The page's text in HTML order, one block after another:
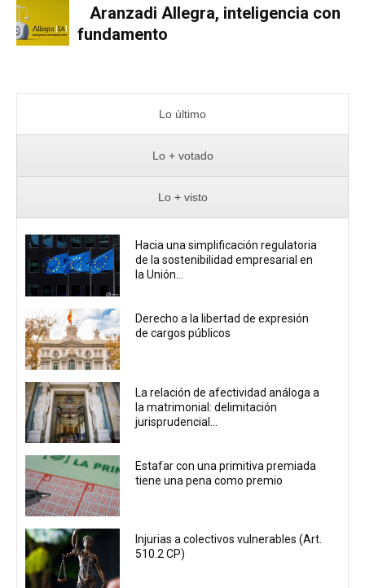
Aranzadi Allegra, inteligencia con
fundamento
Lo último
Lo + votado
Lo + visto
Hacia una simplificación regulatoria
de la sostenibilidad empresarial en
la Unión...
Derecho a la libertad de expresión
de cargos públicos
La relación de afectividad análoga a
la matrimonial: delimitación
jurisprudencial...
Estafar con una primitiva premiada
tiene una pena como premio
Injurias a colectivos vulnerables (Art.
510.2 CP)